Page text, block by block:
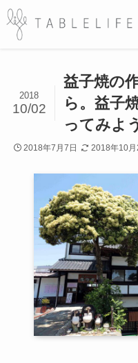
益子焼の
ら。益子
ってみよ
2018
10/02
2018年7月7日 2018年10月